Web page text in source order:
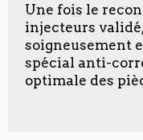
Une fois le
injecteurs
soigneusement
spécial anti-
optimale des